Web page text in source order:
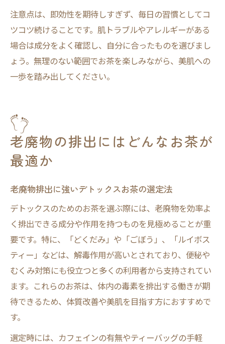
注意点は、即効性を期待しすぎず、毎日の習慣としてコ
ツコツ続けることです。肌トラブルやアレルギーがある
場合は成分をよく確認し、自分に合ったものを選びまし
ょう。無理のない範囲でお茶を楽しみながら、美肌への
一歩を踏み出してください。
老廃物の排出にはどんなお茶が
最適か
老廃物排出に強いデトックスお茶の選定法
デトックスのためのお茶を選ぶ際には、老廃物を効率よ
く排出できる成分や作用を持つものを見極めることが重
要です。特に、「どくだみ」や「ごぼう」、「ルイボス
ティー」などは、解毒作用が高いとされており、便秘や
むくみ対策にも役立つと多くの利用者から支持されてい
ます。これらのお茶は、体内の毒素を排出する働きが期
待できるため、体質改善や美肌を目指す方におすすめで
す。
選定時には、カフェインの有無やティーバッグの手軽